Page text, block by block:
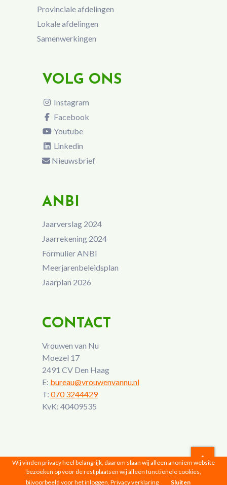
Provinciale afdelingen
Lokale afdelingen
Samenwerkingen
VOLG ONS
Instagram
Facebook
Youtube
Linkedin
Nieuwsbrief
ANBI
Jaarverslag 2024
Jaarrekening 2024
Formulier ANBI
Meerjarenbeleidsplan
Jaarplan 2026
CONTACT
Vrouwen van Nu
Moezel 17
2491 CV Den Haag
E: bureau@vrouwenvannu.nl
T: 070 3244429
KvK: 40409535
Vrouwen van Nu © 2026 |Privacyverklaring
Wij vinden privacy heel belangrijk, daarom slaan wij alleen anoniem website
bezoeken op voor de rest plaatsen wij alleen functionele cookies,
bijvoorbeeld voor het inloggen. Privacy verklaring Sluiten